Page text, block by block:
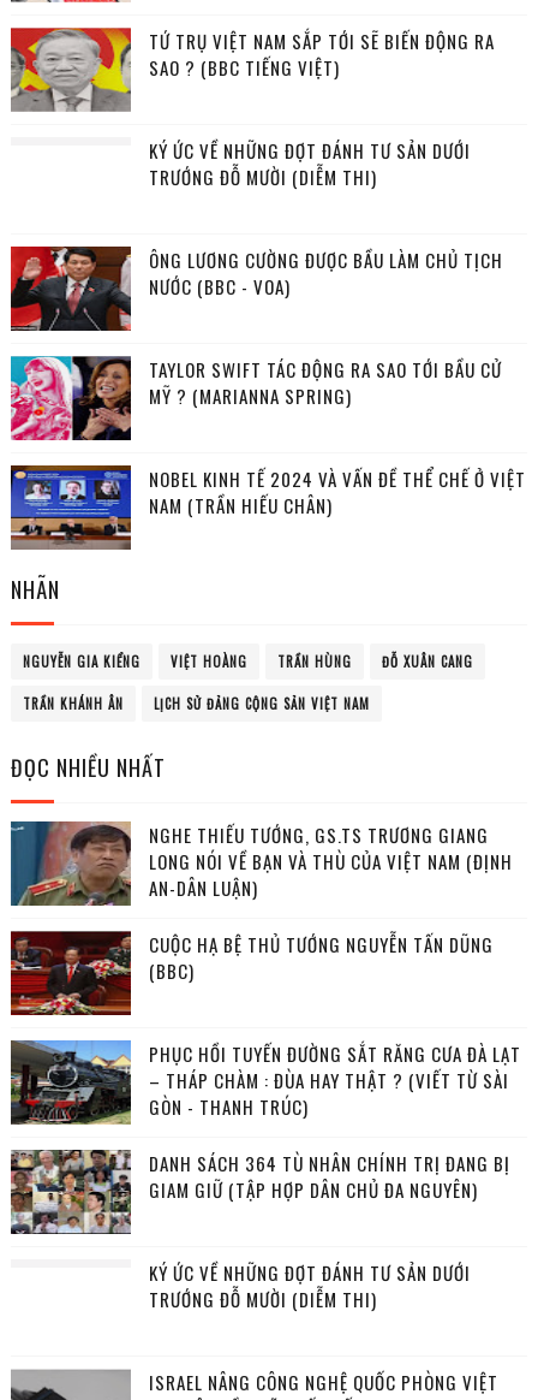
TỨ TRỤ VIỆT NAM SẮP TỚI SẼ BIẾN ĐỘNG RA
SAO ? (BBC TIẾNG VIỆT)
KÝ ỨC VỀ NHỮNG ĐỢT ĐÁNH TƯ SẢN DƯỚI
TRƯỚNG ĐỖ MƯỜI (DIỄM THI)
ÔNG LƯƠNG CƯỜNG ĐƯỢC BẦU LÀM CHỦ TỊCH
NƯỚC (BBC - VOA)
TAYLOR SWIFT TÁC ĐỘNG RA SAO TỚI BẦU CỬ
MỸ ? (MARIANNA SPRING)
NOBEL KINH TẾ 2024 VÀ VẤN ĐỀ THỂ CHẾ Ở VIỆT
NAM (TRẦN HIẾU CHÂN)
NHÃN
NGUYỄN GIA KIỂNG VIỆT HOÀNG TRẦN HÙNG ĐỖ XUÂN CANG
TRẦN KHÁNH ÂN LỊCH SỬ ĐẢNG CỘNG SẢN VIỆT NAM
ĐỌC NHIỀU NHẤT
NGHE THIẾU TƯỚNG, GS.TS TRƯƠNG GIANG
LONG NÓI VỀ BẠN VÀ THÙ CỦA VIỆT NAM (ĐỊNH
AN-DÂN LUẬN)
CUỘC HẠ BỆ THỦ TƯỚNG NGUYỄN TẤN DŨNG
(BBC)
PHỤC HỒI TUYẾN ĐƯỜNG SẮT RĂNG CƯA ĐÀ LẠT
– THÁP CHÀM : ĐÙA HAY THẬT ? (VIẾT TỪ SÀI
GÒN - THANH TRÚC)
DANH SÁCH 364 TÙ NHÂN CHÍNH TRỊ ĐANG BỊ
GIAM GIỮ (TẬP HỢP DÂN CHỦ ĐA NGUYÊN)
KÝ ỨC VỀ NHỮNG ĐỢT ĐÁNH TƯ SẢN DƯỚI
TRƯỚNG ĐỖ MƯỜI (DIỄM THI)
ISRAEL NÂNG CÔNG NGHỆ QUỐC PHÒNG VIỆT